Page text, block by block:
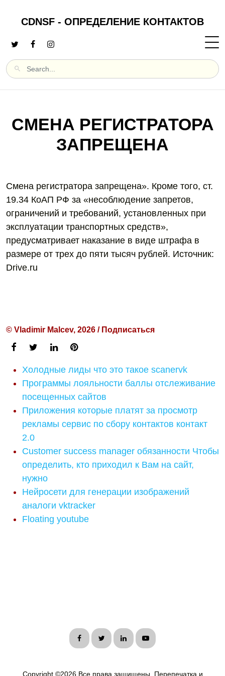
CDNSF - ОПРЕДЕЛЕНИЕ КОНТАКТОВ
СМЕНА РЕГИСТРАТОРА
ЗАПРЕЩЕНА
Смена регистратора запрещена». Кроме того, ст.
19.34 КоАП РФ за «несоблюдение запретов,
ограничений и требований, установленных при
эксплуатации транспортных средств»,
предусматривает наказание в виде штрафа в
размере от трех до пяти тысяч рублей. Источник:
Drive.ru
© Vladimir Malcev, 2026 / Подписаться
Холодные лиды что это такое scanervk
Программы лояльности баллы отслеживание
посещенных сайтов
Приложения которые платят за просмотр
рекламы сервис по сбору контактов контакт
2.0
Customer success manager обязанности Чтобы
определить, кто приходил к Вам на сайт,
нужно
Нейросети для генерации изображений
аналоги vktracker
Floating youtube
Copyright ©2026 Все права защищены. Перепечатка и